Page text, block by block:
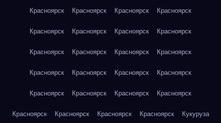
Красноярск Красноярск Красноярск Красноярск
Красноярск Красноярск Красноярск Красноярск
Красноярск Красноярск Красноярск Красноярск
Красноярск Красноярск Красноярск Красноярск
Красноярск Красноярск Красноярск Красноярск
Красноярск Красноярск Красноярск Красноярск Кукуруза